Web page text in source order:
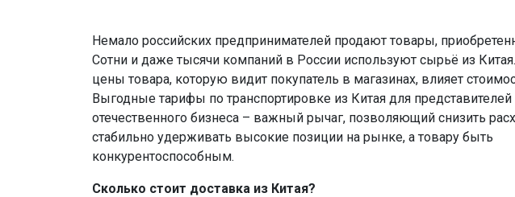
Немало российских предпринимателей продают товары,
Сотни и даже тысячи компаний в России используют сырьё из
цены товара, которую видит покупатель в магазинах, влияет
Выгодные тарифы по транспортировке из Китая для представителей
отечественного бизнеса – важный рычаг, позволяющий снизить
стабильно удерживать высокие позиции на рынке, а товару быть
конкурентоспособным.
Сколько стоит доставка из Китая?